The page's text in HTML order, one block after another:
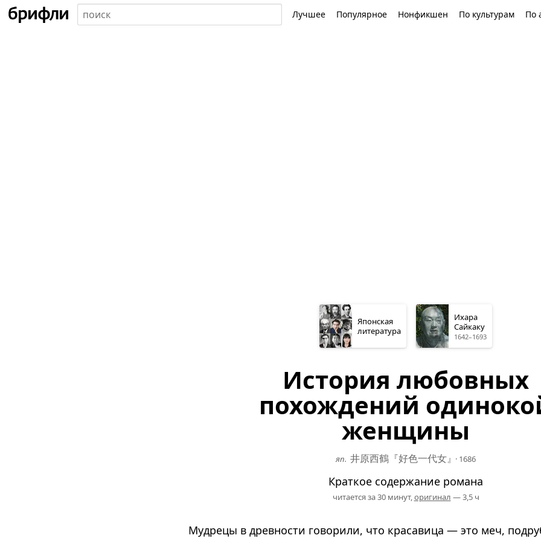
Лучшее Популярное Нонфикшен По культурам По
Японская
литература
Ихара
Сайкаку
1642–1693
История любовных
похождений
женщины
яп. 井原西鶴『好色一代女』· 1686
Краткое содержание романа
читается за 30 минут,оригинал — 3,5 ч
Мудрецы в древности говорили, что красавица — это меч,